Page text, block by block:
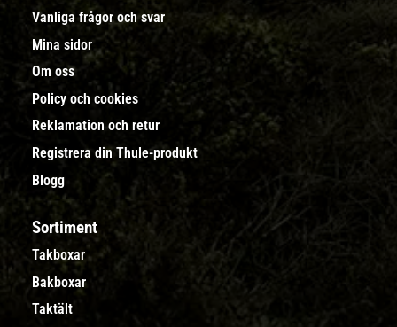
Vanliga frågor och svar
Mina sidor
Om oss
Policy och cookies
Reklamation och retur
Registrera din Thule-produkt
Blogg
Sortiment
Takboxar
Bakboxar
Taktält